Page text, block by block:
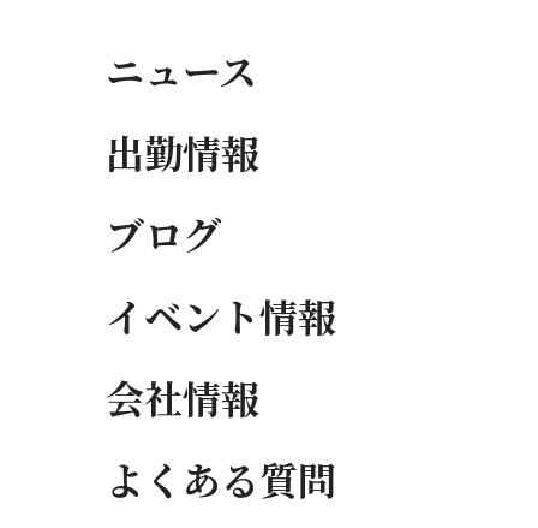
ニュース
出勤情報
ブログ
イベント情報
会社情報
よくある質問